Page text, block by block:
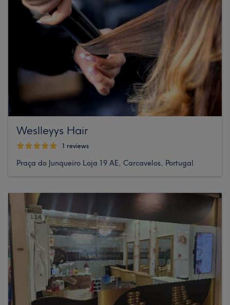
Weslleyys Hair
1 reviews
Praça do Junqueiro Loja 19 AE, Carcavelos, Portugal